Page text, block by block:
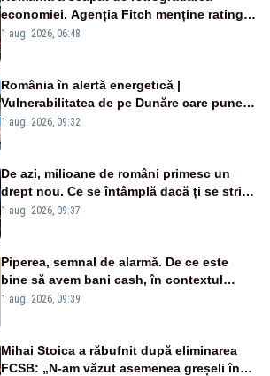
economiei. Agenția Fitch menține ratingul
„BBB-” cu perspectivă negativă
1 aug. 2026, 06:48
România în alertă energetică |
Vulnerabilitatea de pe Dunăre care pune
în pericol Centrala Cernavodă era
1 aug. 2026, 09:32
De azi, milioane de români primesc un
drept nou. Ce se întâmplă dacă ți se strică
un produs
1 aug. 2026, 09:37
Piperea, semnal de alarmă. De ce este
bine să avem bani cash, în contextul
alertei energetice?
1 aug. 2026, 09:39
Mihai Stoica a răbufnit după eliminarea
FCSB: „N-am văzut asemenea greșeli în